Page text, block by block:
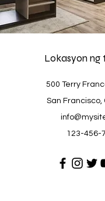
Lokasyon ng
500 Terry
San Francisco,
123-456-